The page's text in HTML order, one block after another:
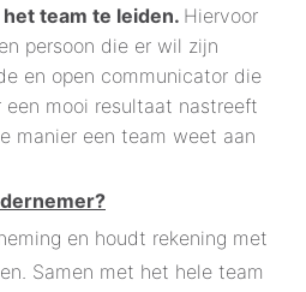
team te leiden. Hiervoor
persoon die er wil zijn
en open communicator die
een mooi resultaat nastreeft
manier een team weet aan
en houdt rekening met
Samen met het hele team